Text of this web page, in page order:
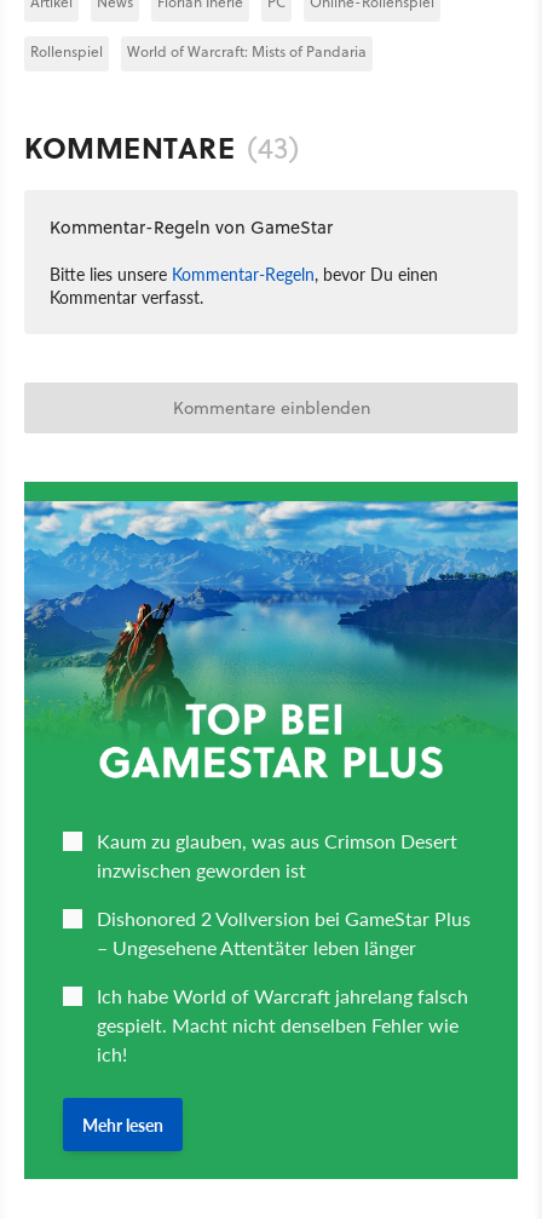
Rollenspiel World of Warcraft: Mists of Pandaria
KOMMENTARE (43)
Kommentar-Regeln von GameStar
Bitte lies unsere Kommentar-Regeln, bevor Du einen
Kommentar verfasst.
Kommentare einblenden